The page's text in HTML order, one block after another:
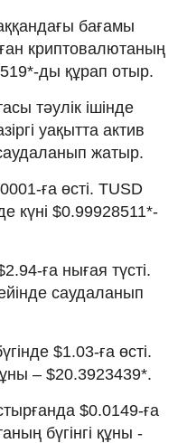
бағамы
криптовалютаның
ды құрап отыр.
тәулік ішінде
уақытта актив
жатыр.
ға өсті. TUSD
күні $0.99928511*-
ға нығая түсті.
саудаланып
$1.03-ға өсті.
– $20.3923439*.
$0.0149-ға
бүгінгі құны -